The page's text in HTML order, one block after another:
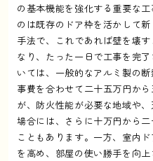
の基本機能を強化する重要な
のは既存のドア枠を活かして
手法で、これであれば壁を壊
なり、たった一日で工事を完
いては、一般的なアルミ製の
事費を合わせて二十五万円か
が、防火性能が必要な地域や
場合には、さらに十万円から
こともあります。一方、室内
を高め、部屋の使い勝手を向